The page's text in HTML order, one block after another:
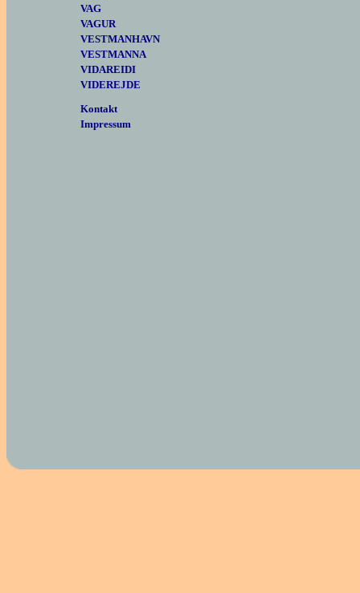
VAG
VAGUR
VESTMANHAVN
VESTMANNA
VIDAREIDI
VIDEREJDE
Kontakt
Impressum